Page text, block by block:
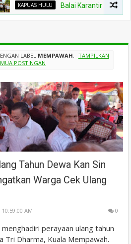
KAPUAS HULU Balai Karantina Kalbar
LABEL MEMPAWAH. TAMPILKAN
POSTINGAN
Tahun Dewa Kan Sin
Warga Cek Ulang
AM 0
perayaan ulang tahun
Tri Dharma, Kuala Mempawah.